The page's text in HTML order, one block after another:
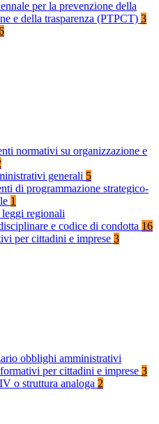
per la prevenzione della
e della trasparenza (PTPCT) 3
normativi su organizzazione e
generali 5
di programmazione strategico-
1
leggi regionali
e codice di condotta 16
per cittadini e imprese 3
obblighi amministrativi
per cittadini e imprese 3
o struttura analoga 2